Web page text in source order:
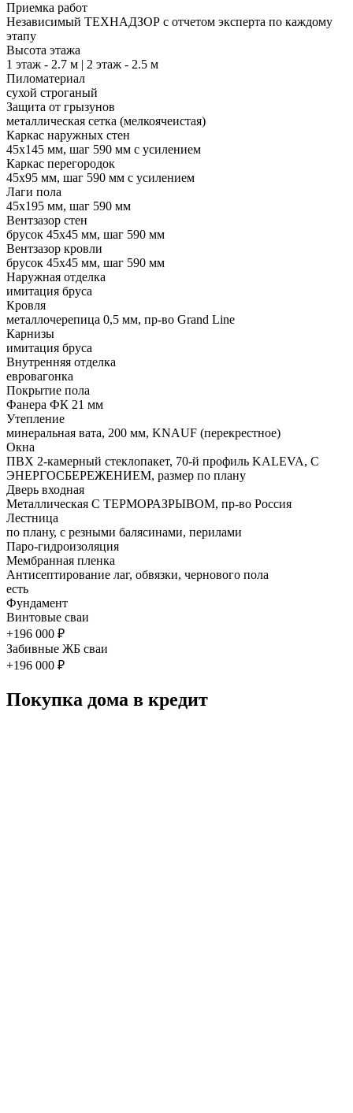
Приемка работ
Независимый ТЕХНАДЗОР с отчетом эксперта по каждому
этапу
Высота этажа
1 этаж - 2.7 м | 2 этаж - 2.5 м
Пиломатериал
сухой строганый
Защита от грызунов
металлическая сетка (мелкоячеистая)
Каркас наружных стен
45х145 мм, шаг 590 мм с усилением
Каркас перегородок
45х95 мм, шаг 590 мм с усилением
Лаги пола
45х195 мм, шаг 590 мм
Вентзазор стен
брусок 45х45 мм, шаг 590 мм
Вентзазор кровли
брусок 45х45 мм, шаг 590 мм
Наружная отделка
имитация бруса
Кровля
металлочерепица 0,5 мм, пр-во Grand Line
Карнизы
имитация бруса
Внутренняя отделка
евровагонка
Покрытие пола
Фанера ФК 21 мм
Утепление
минеральная вата, 200 мм, KNAUF (перекрестное)
Окна
ПВХ 2-камерный стеклопакет, 70-й профиль KALEVA, С
ЭНЕРГОСБЕРЕЖЕНИЕМ, размер по плану
Дверь входная
Металлическая С ТЕРМОРАЗРЫВОМ, пр-во Россия
Лестница
по плану, с резными балясинами, перилами
Паро-гидроизоляция
Мембранная пленка
Антисептирование лаг, обвязки, чернового пола
есть
Фундамент
Винтовые сваи
+196 000 ₽
Забивные ЖБ сваи
+196 000 ₽
Покупка дома в кредит